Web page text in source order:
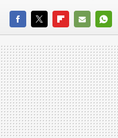
FACEBOOK
TWITTERFLIPBOARD
E-
MAIL